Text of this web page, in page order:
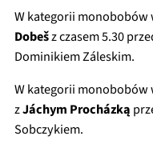
W kategorii monobobów
Dobešz czasem 5.30
Dominikiem Záleskim.
W kategorii monobobów
zJáchym Procházką
Sobczykiem.